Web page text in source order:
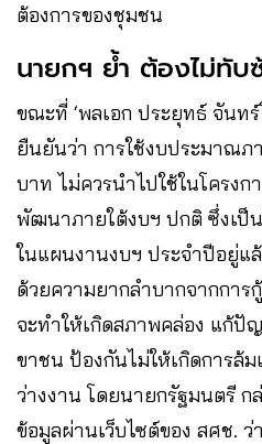
ต้องการของชุมชน
นายกฯ ย้ำ ต้องไม่ทั
ขณะที่ ‘พลเอก ประยุทธ์ จันท
ยืนยันว่า การใช้งบประมาณภ
บาท ไม่ควรนำไปใช้ในโครง
พัฒนาภายใต้งบฯ ปกติ ซึ่งเป็น
ในแผนงานงบฯ ประจำปีอยู่แ
ด้วยความยากลำบากจากการ
จะทำให้เกิดสภาพคล่อง แก้ปั
ขาชน ป้องกันไม่ให้เกิดการล้
ว่างงาน โดยนายกรัฐมนตรี ก
ข้อมูลผ่านเว็บไซต์ของ สศช.